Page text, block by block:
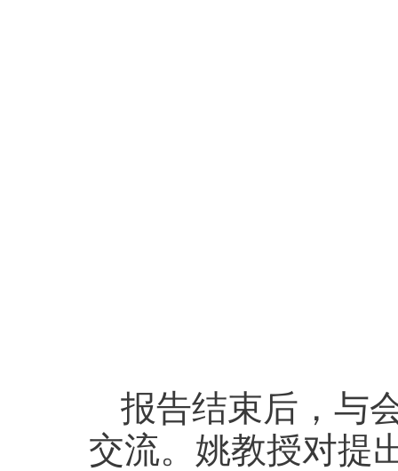
报告结束后，与
交流。姚教授对提